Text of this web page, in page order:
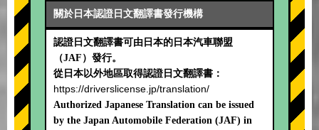
關於日本認證日文翻譯書發行機構
認證日文翻譯書可由日本的日本汽車聯盟
（JAF）發行。
從日本以外地區取得認證日文翻譯書：
https://driverslicense.jp/translation/
Authorized Japanese Translation can be issued
by the Japan Automobile Federation (JAF) in